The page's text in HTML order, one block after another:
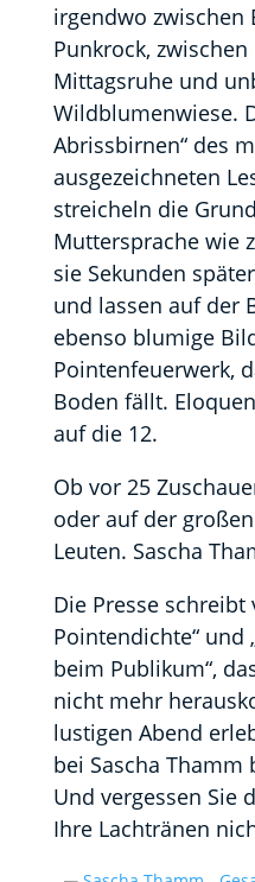
irgendwo zwischen
Punkrock,
Mittagsruhe und
Wildblumenwiese.
Abrissbirnen“ des
ausgezeichneten
streicheln die
Muttersprache wie
sie Sekunden
und lassen auf der
ebenso blumige
Pointenfeuerwerk,
Boden fällt.
auf die 12.
Ob vor 25
oder auf der
Leuten. Sascha
Die Presse
Pointendichte“ und
beim Publikum“,
nicht mehr
lustigen Abend
bei Sascha Thamm
Und vergessen Sie
Ihre Lachtränen